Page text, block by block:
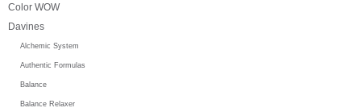
Color WOW
Davines
Alchemic System
Authentic Formulas
Balance
Balance Relaxer